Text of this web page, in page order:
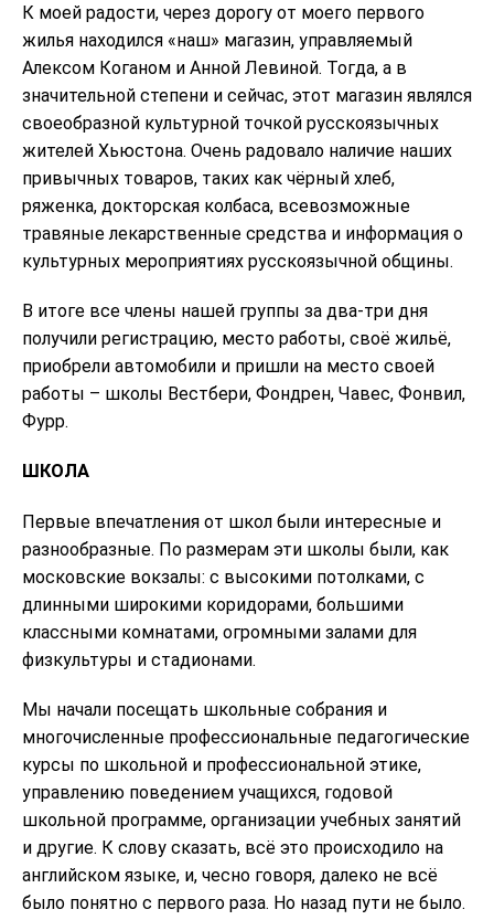
К моей радости, через дорогу от моего первого
жилья находился «наш» магазин, управляемый
Алексом Коганом и Анной Левиной. Тогда, а в
значительной степени и сейчас, этот магазин являлся
своеобразной культурной точкой русскоязычных
жителей Хьюстона. Очень радовало наличие наших
привычных товаров, таких как чёрный хлеб,
ряженка, докторская колбаса, всевозможные
травяные лекарственные средства и информация о
культурных мероприятиях русскоязычной общины.
В итоге все члены нашей группы за два-три дня
получили регистрацию, место работы, своё жильё,
приобрели автомобили и пришли на место своей
работы – школы Вестбери, Фондрен, Чавес, Фонвил,
Фурр.
ШКОЛА
Первые впечатления от школ были интересные и
разнообразные. По размерам эти школы были, как
московские вокзалы: с высокими потолками, с
длинными широкими коридорами, большими
классными комнатами, огромными залами для
физкультуры и стадионами.
Мы начали посещать школьные собрания и
многочисленные профессиональные педагогические
курсы по школьной и профессиональной этике,
управлению поведением учащихся, годовой
школьной программе, организации учебных занятий
и другие. К слову сказать, всё это происходило на
английском языке, и, чесно говоря, далеко не всё
было понятно с первого раза. Но назад пути не было.